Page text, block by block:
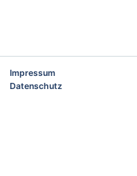
Impressum
Datenschutz